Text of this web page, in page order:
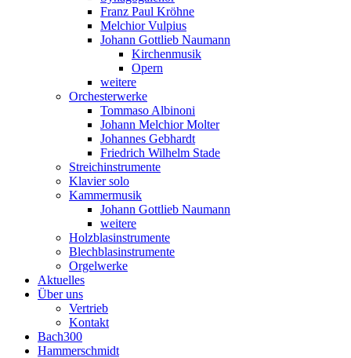
Franz Paul Kröhne
Melchior Vulpius
Johann Gottlieb Naumann
Kirchenmusik
Opern
weitere
Orchesterwerke
Tommaso Albinoni
Johann Melchior Molter
Johannes Gebhardt
Friedrich Wilhelm Stade
Streichinstrumente
Klavier solo
Kammermusik
Johann Gottlieb Naumann
weitere
Holzblasinstrumente
Blechblasinstrumente
Orgelwerke
Aktuelles
Über uns
Vertrieb
Kontakt
Bach300
Hammerschmidt